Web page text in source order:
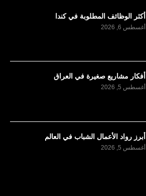
أكثر الوظائف المطلوبة في كندا
أغسطس 6, 2026
أفكار مشاريع صغيرة في العراق
أغسطس 5, 2026
أبرز رواد الأعمال الشباب في العالم
أغسطس 5, 2026